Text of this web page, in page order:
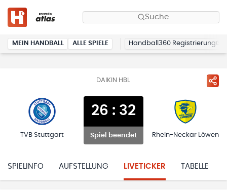
Suche
MEIN HANDBALL ALLE SPIELE Handball360 Registrierung
DAIKIN HBL
TVB Stuttgart
26 : 32
Spiel beendet Rhein-Neckar Löwen
SPIELINFO AUFSTELLUNG LIVETICKER TABELLE